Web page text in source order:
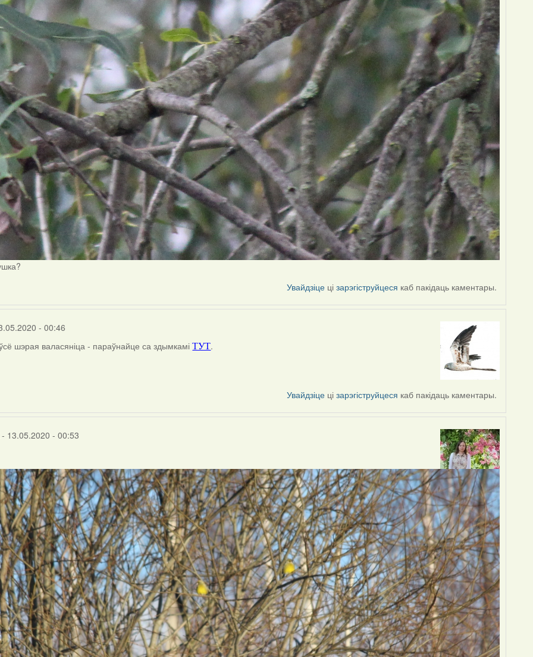
Увайдзіце цізарэгіструйцеся каб пакідаць каментары.
- 00:46
шэрая валасяніца - параўнайце са здымкаміТУТ.
Увайдзіце цізарэгіструйцеся каб пакідаць каментары.
- 13.05.2020 - 00:53